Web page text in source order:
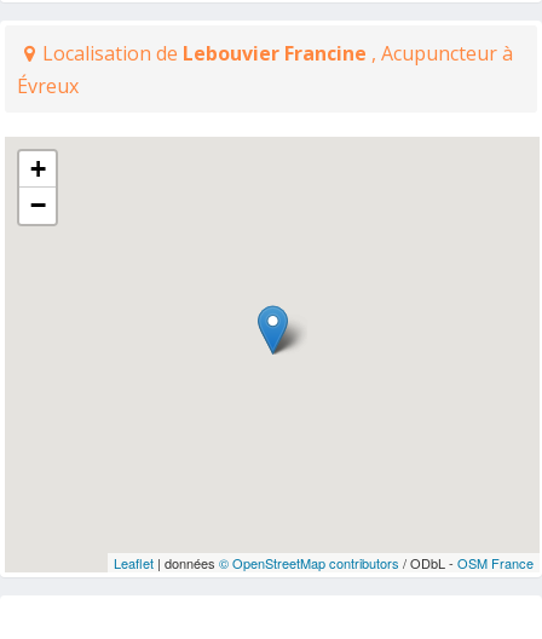
Localisation de Lebouvier Francine , Acupuncteur à
Évreux
+
−
Leaflet| données © OpenStreetMap contributors / ODbL - OSM France